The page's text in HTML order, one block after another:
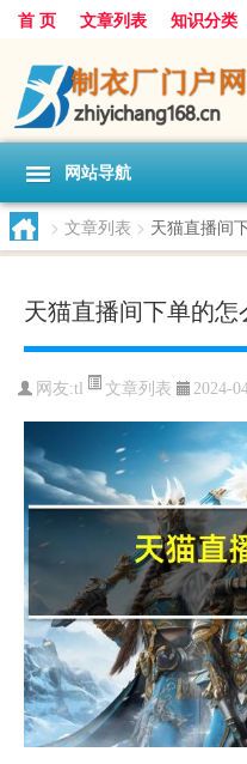
首 页 文章列表 知识分类
网站导航
> 文章列表 > 天猫直播间
天猫直播间下单的怎
网友:tl 文章列表 2024-